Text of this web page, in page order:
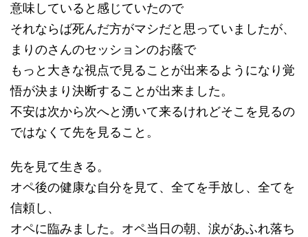
意味していると感じていたので
それならば死んだ方がマシだと思っていましたが、
まりのさんのセッションのお蔭で
もっと大きな視点で見ることが出来るようになり覚
悟が決まり決断することが出来ました。
不安は次から次へと湧いて来るけれどそこを見るの
ではなくて先を見ること。
先を見て生きる。
オペ後の健康な自分を見て、全てを手放し、全てを
信頼し、
オペに臨みました。オペ当日の朝、涙があふれ落ち